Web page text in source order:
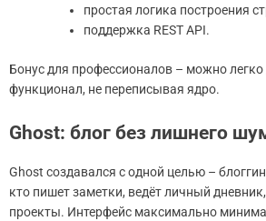
простая логика построения
поддержка REST API.
Бонус для профессионалов – можно
функционал, не переписывая ядро.
Ghost: блог без лишнего
Ghost создавался с одной целью –
кто пишет заметки, ведёт личный
проекты. Интерфейс максимально